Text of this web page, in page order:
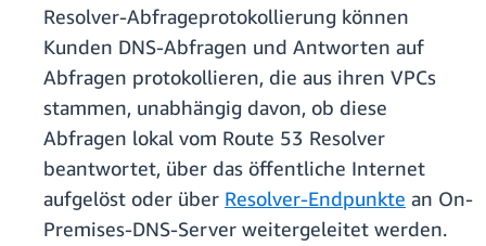
Resolver-Abfrageprotokollierung können
Kunden DNS-Abfragen und Antworten auf
Abfragen protokollieren, die aus ihren VPCs
stammen, unabhängig davon, ob diese
Abfragen lokal vom Route 53 Resolver
beantwortet, über das öffentliche Internet
aufgelöst oder über Resolver-Endpunkte an On-
Premises-DNS-Server weitergeleitet werden.